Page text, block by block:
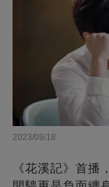
2023/09/18
《花溪記》首播